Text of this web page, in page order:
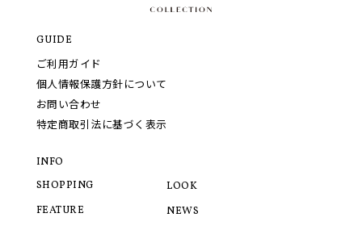
GUIDE
ご利用ガイド
個人情報保護方針について
お問い合わせ
特定商取引法に基づく表示
INFO
SHOPPING
FEATURE
LOOK
NEWS